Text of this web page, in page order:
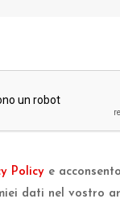
Policy e
dati nel vostro